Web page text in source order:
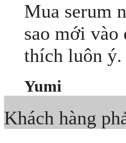
Mua serum
sao mới vào
thích luôn ý.
Yumi
Khách hàng